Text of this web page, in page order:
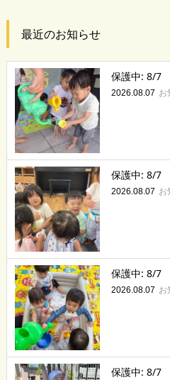
最近のお知らせ
保護中: 8/7
2026.08.07 お
保護中: 8/7
2026.08.07 お
保護中: 8/7
2026.08.07 お
保護中: 8/